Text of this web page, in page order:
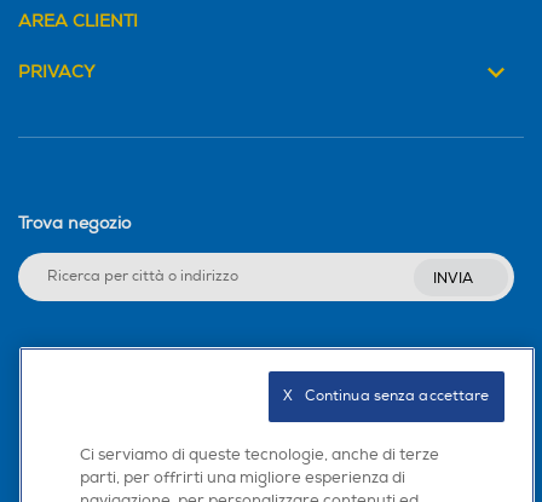
AREA CLIENTI
PRIVACY
Trova negozio
INVIA
Scarica la nostra app
Ci serviamo di queste tecnologie, anche di terze
parti, per offrirti una migliore esperienza di
X   Continua senza accettare